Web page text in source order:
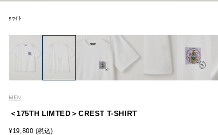
ﾎﾜｲﾄ
MEN
＜175TH LIMTED＞CREST T-SHIRT
¥19,800 (税込)